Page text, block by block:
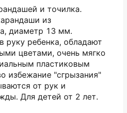
и точилка.
из
диаметр 13 мм.
руку ребенка, обладают
цветами, очень мягко
пластиковым
избежание "сгрызания"
от рук и
Для детей от 2 лет.